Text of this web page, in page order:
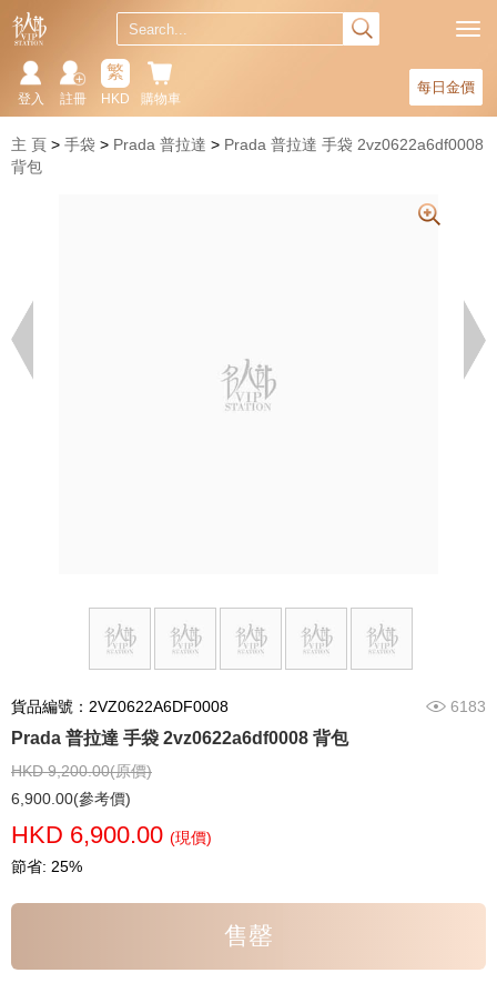
每日金價
購物車
繁
HKD
註冊
登入
主 頁 手袋 Prada 普拉達
Prada 普拉達 手袋 2vz0622a6df0008
背包
貨品編號：2VZ0622A6DF0008 6183
Prada 普拉達 手袋 2vz0622a6df0008 背包
HKD 9,200.00(原價)
6,900.00(參考價)
HKD 6,900.00 (現價)
節省: 25%
售罄